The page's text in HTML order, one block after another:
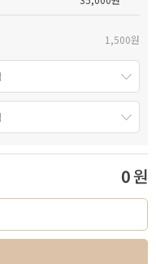
1,500원
0원